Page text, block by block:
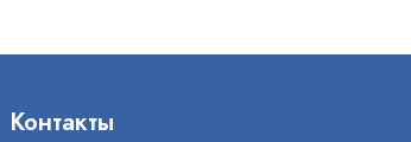
Контакты